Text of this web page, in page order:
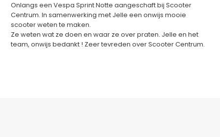
Onlangs een Vespa Sprint Notte aangeschaft bij Scooter
Centrum. In samenwerking met Jelle een onwijs mooie
scooter weten te maken.
Ze weten wat ze doen en waar ze over praten. Jelle en het
team, onwijs bedankt ! Zeer tevreden over Scooter Centrum.